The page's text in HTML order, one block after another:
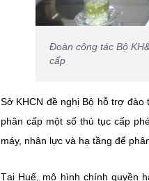
Đoàn công tác Bộ
cấp
Sở KHCN đề nghị Bộ hỗ trợ
phân cấp một số thủ tục cấp
máy, nhân lực và hạ tầng để
Tại Huế, mô hình chính quyền